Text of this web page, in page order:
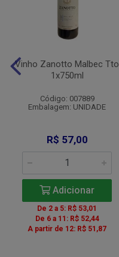
Vinho Zanotto Malbec Tto
1x750ml
Código: 007889
Embalagem: UNIDADE
R$ 57,00
Adicionar
De 2 a 5: R$ 53,01
De 6 a 11: R$ 52,44
A partir de 12: R$ 51,87